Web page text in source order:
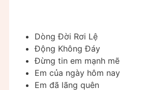
Dòng Đời Rơi Lệ
Động Không Đáy
Đừng tin em mạnh mẽ
Em của ngày hôm nay
Em đã lãng quên